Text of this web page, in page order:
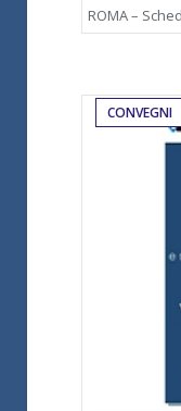
ROMA –
CONVEGNI